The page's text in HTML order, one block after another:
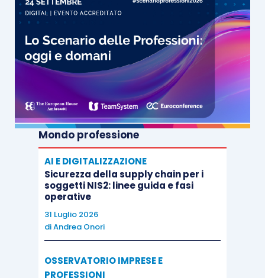
Mondo professione
AI E DIGITALIZZAZIONE
Sicurezza della supply chain per i
soggetti NIS2: linee guida e fasi
operative
31 Luglio 2026
diAndrea Onori
OSSERVATORIO IMPRESE E
PROFESSIONI